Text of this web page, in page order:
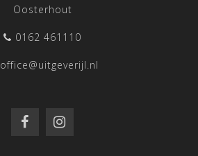
Oosterhout
0162 461110
office@uitgeverijl.nl